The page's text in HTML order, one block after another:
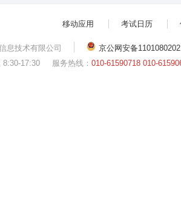
移动应用 考试日历
息技术有限公司
京公网安备
8:30-17:30 服务热线： 010-61590718 010-